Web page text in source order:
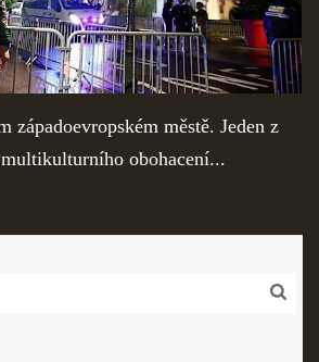
západoevropském městě. Jeden z
obohacení...